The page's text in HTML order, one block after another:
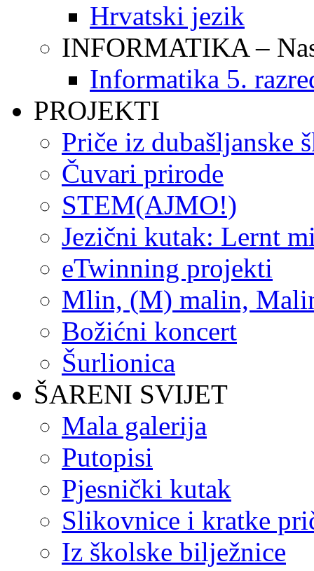
Hrvatski jezik
INFORMATIKA –
Informatika 5.
PROJEKTI
Priče iz dubašljanske
Čuvari prirode
STEM(AJMO!)
Jezični kutak: Lernt
eTwinning projekti
Mlin, (M) malin,
Božićni koncert
Šurlionica
ŠARENI SVIJET
Mala galerija
Putopisi
Pjesnički kutak
Slikovnice i kratke
Iz školske bilježnice